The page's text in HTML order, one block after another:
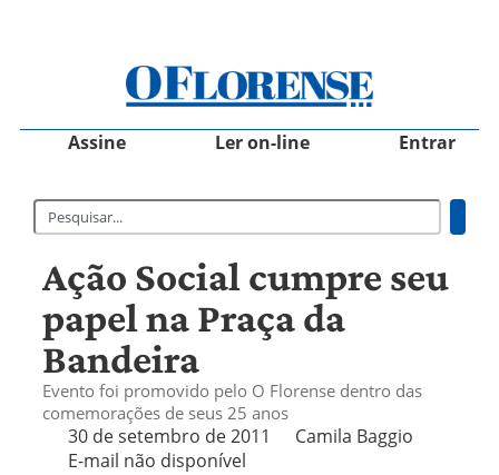
Assine Ler on-line Entrar
Ação Social cumpre seu
papel na Praça da
Bandeira
Evento foi promovido pelo O Florense dentro das
comemorações de seus 25 anos
30 de setembro de 2011
Camila Baggio
E-mail não disponível